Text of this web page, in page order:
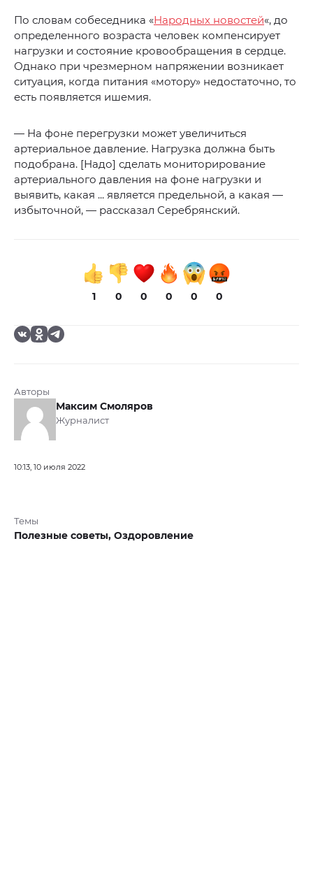
По словам собеседника «Народных новостей«, до
определенного возраста человек компенсирует
нагрузки и состояние кровообращения в сердце.
Однако при чрезмерном напряжении возникает
ситуация, когда питания «мотору» недостаточно, то
есть появляется ишемия.
— На фоне перегрузки может увеличиться
артериальное давление. Нагрузка должна быть
подобрана. [Надо] сделать мониторирование
артериального давления на фоне нагрузки и
выявить, какая ... является предельной, а какая —
избыточной, — рассказал Серебрянский.
1 0 0 0 0 0
Авторы
Максим Смоляров
Журналист
10:13, 10 июля 2022
Темы
Полезные советы, Оздоровление